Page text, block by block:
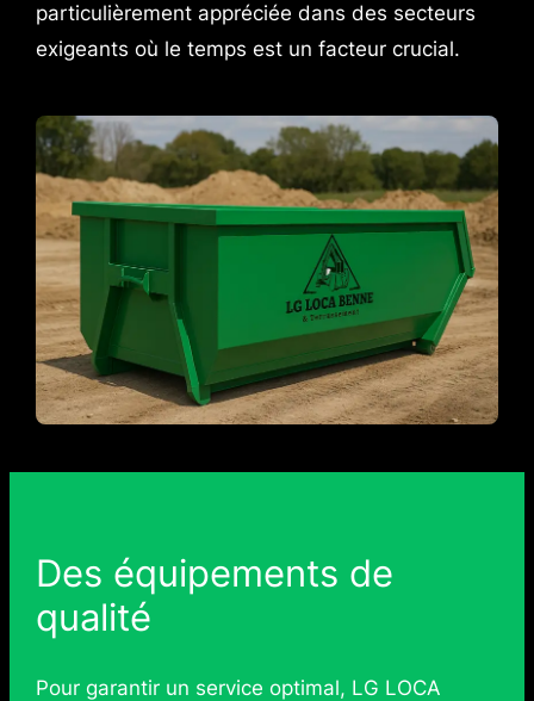
particulièrement appréciée dans des secteurs
exigeants où le temps est un facteur crucial.
Des équipements de
qualité
Pour garantir un service optimal, LG LOCA